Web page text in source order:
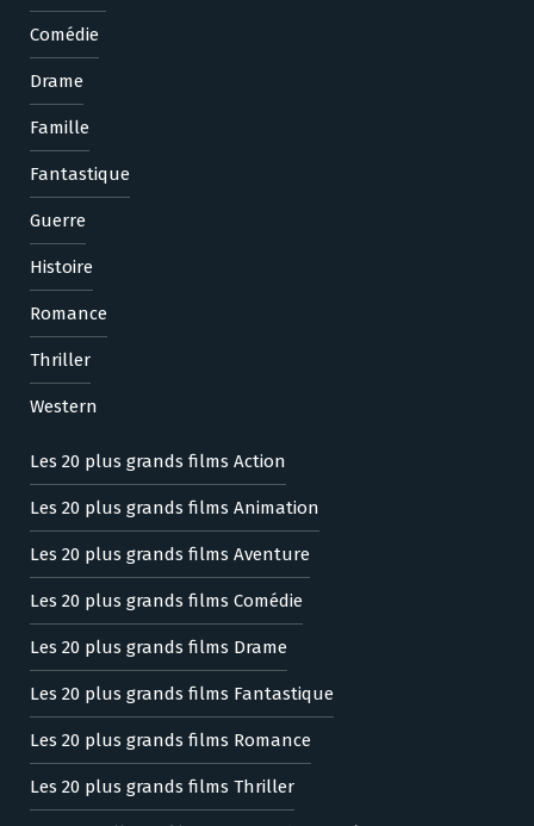
Comédie
Drame
Famille
Fantastique
Guerre
Histoire
Romance
Thriller
Western
Les 20 plus grands films Action
Les 20 plus grands films Animation
Les 20 plus grands films Aventure
Les 20 plus grands films Comédie
Les 20 plus grands films Drame
Les 20 plus grands films Fantastique
Les 20 plus grands films Romance
Les 20 plus grands films Thriller